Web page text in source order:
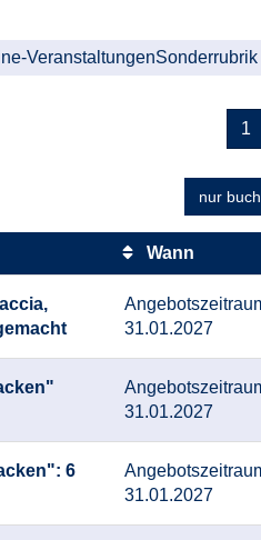
VeranstaltungenSonderrubrik
1
nur
Wann
31.01.2027
31.01.2027
6
31.01.2027